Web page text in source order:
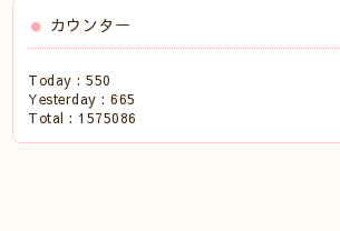
カウンター
Today :550
Yesterday :665
Total : 1575086